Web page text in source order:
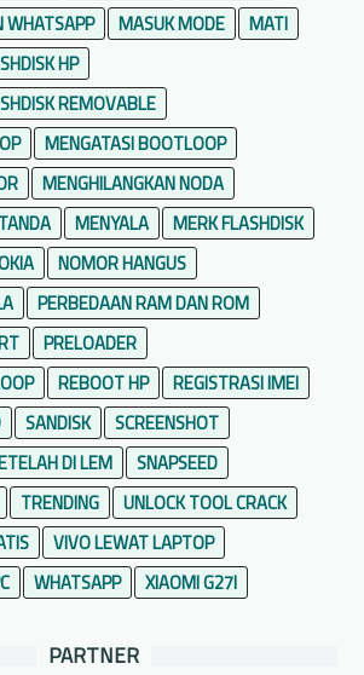
WHATSAPP MASUK MODE
MATI
HP
REMOVABLE
MENGATASI BOOTLOOP
MENGHILANGKAN NODA
MENYALA
MERK FLASHDISK
NOMOR HANGUS
PERBEDAAN RAM DAN ROM
PRELOADER
REBOOT HP
REGISTRASI IMEI
SANDISK
SCREENSHOT
DI LEM
SNAPSEED
TRENDING
UNLOCK TOOL CRACK
VIVO LEWAT LAPTOP
WHATSAPP XIAOMI G27I
PARTNER